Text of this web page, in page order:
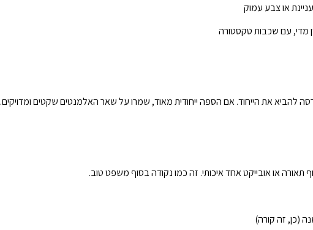
או צבע עמוק
מדי, עם שכבות טקסטורה
להביא את הייחוד. אם הספה ייחודית מאוד, שמרו על שאר האלמנטים שקטים ומדויקים.
תאורה או אובייקט אחד איכותי. זה כמו נקודה בסוף משפט טוב.
(כן, זה קורה)